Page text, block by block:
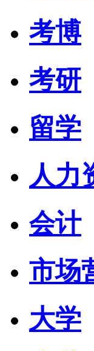
考博
考研
留学
人力
会计
市场
大学